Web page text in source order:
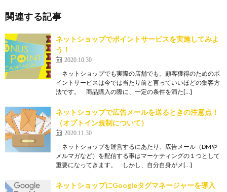
関連する記事
ネットショップでポイントサービスを実施してみよ
う！
2020.10.30
ネットショップでも実際の店舗でも、顧客獲得のためのポ
イントサービスは今では当たり前と言っていいほどの集客方
法です。 商品購入の際に、一定の条件を満た[…]
ネットショップで広告メールを送るときの注意点！
（オプトイン規制について）
2020.11.30
ネットショップを運営するにあたり、広告メール（DMや
メルマガなど）を配信する事はマーケティングの１つとして
重要になってきます。 しかし、自分自身がメ[…]
ネットショップにGoogleタグマネージャーを導入